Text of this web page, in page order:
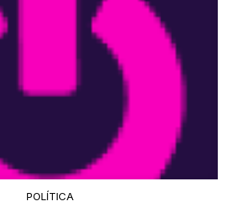
POLÍTICA